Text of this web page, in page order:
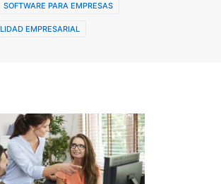
SOFTWARE PARA EMPRESAS
EMPRESARIAL